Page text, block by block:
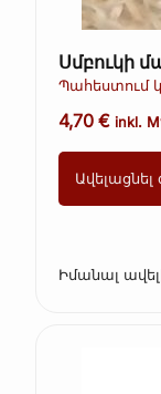
Սմբուկի
Պահեստում
4,70€ inkl.
Ավելացնել
Իմանալ